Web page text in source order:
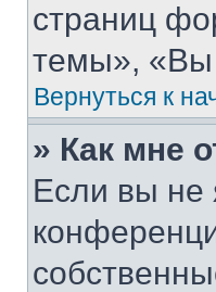
страниц
темы», «Вы
Вернуться к
» Как мне
Если вы не